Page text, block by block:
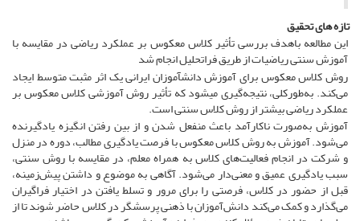
تازه های تحقیق
این مطالعه باهدف بررسی تأثیر کلاس معکوس بر عملکرد ریاضی در مقایسه با
آموزش سنتی ریاضیات از طریق فراتحلیل انجام شد
روش کلاس معکوس برای آموزش دانش­آموزان ایرانی یک اثر مثبت متوسط ​​ایجاد
می‌کند. به‌طورکلی، نتیجه‌گیری می­شود که تأثیر روش آموزشی کلاس معکوس بر
عملکرد ریاضی بیشتر از روش کلاس سنتی است.
آموزش به‌صورت ناکارآمد باعث منفعل شدن و از بین رفتن انگیزه یادگیرنده
می‌شود. آموزش به روش کلاس معکوس با فرصت یادگیری مطالب، دوره در منزل
و شرکت در انجام فعالیت‌های کلاس به همراه معلم، در مقایسه با روش سنتی،
سبب یادگیری عمیق و معنی‌دار می‌شود. آگاهی به موضوع و داشتن پیش‌زمینه،
قبل از حضور در کلاس، فرصتی را برای مرور و تسلط یافتن در اختیار فراگیران
می‌گذارد و کمک می‌کند دانش‌آموزان با ذهنی پرسشگر در کلاس حاضر شوند تا از